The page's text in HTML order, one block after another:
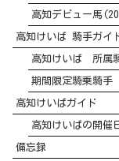
高知デビュー馬
高知けいば 騎手ガイ
高知けいば 所属
期間限定騎乗騎手
高知けいばガイド
高知けいばの開催
備忘録